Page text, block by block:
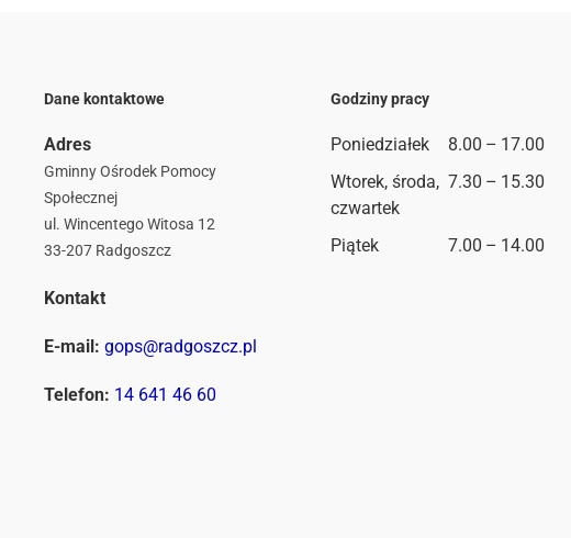
Dane kontaktowe
Adres
Gminny Ośrodek Pomocy
Społecznej
ul. Wincentego Witosa 12
33-207 Radgoszcz
Kontakt
E-mail: gops@radgoszcz.pl
Telefon: 14 641 46 60
Godziny pracy
Poniedziałek
8.00 – 17.00
Wtorek, środa,
czwartek
7.30 – 15.30
Piątek 7.00 – 14.00